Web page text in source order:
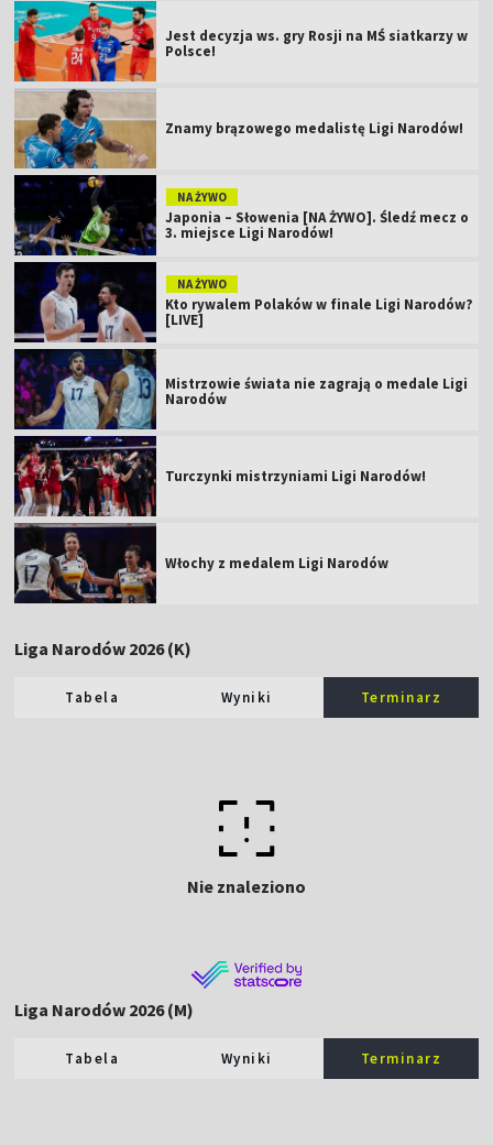
Jest decyzja ws. gry Rosji na MŚ siatkarzy w
Polsce!
Znamy brązowego medalistę Ligi Narodów!
NA ŻYWO
Japonia – Słowenia [NA ŻYWO]. Śledź mecz o
3. miejsce Ligi Narodów!
NA ŻYWO
Kto rywalem Polaków w finale Ligi Narodów?
[LIVE]
Mistrzowie świata nie zagrają o medale Ligi
Narodów
Turczynki mistrzyniami Ligi Narodów!
Włochy z medalem Ligi Narodów
Liga Narodów 2026 (K)
Tabela Wyniki Terminarz
Nie znaleziono
Liga Narodów 2026 (M)
Tabela Wyniki Terminarz